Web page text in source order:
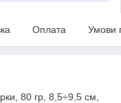
Оплата Умови
80 гр, 8,5÷9,5 см,